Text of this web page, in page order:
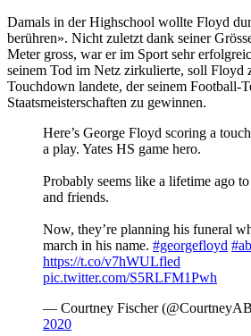
Damals in der Highschool wollte Floyd
berühren». Nicht zuletzt dank seiner
Meter gross, war er im Sport sehr
seinem Tod im Netz zirkulierte, soll Floyd
Touchdown landete, der seinem Football-
Staatsmeisterschaften zu gewinnen.
Here’s George Floyd scoring a
a play. Yates HS game hero.
Probably seems like a lifetime ago
and friends.
Now, they’re planning his funeral
march in his name. #georgefloyd
https://t.co/v7hWULfled
pic.twitter.com/S5RLFM1Pwh
— Courtney Fischer
2020